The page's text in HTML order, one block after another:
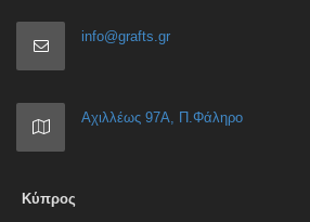
info@grafts.gr
Αχιλλέως 97Α, Π.Φάληρο
Κύπρος